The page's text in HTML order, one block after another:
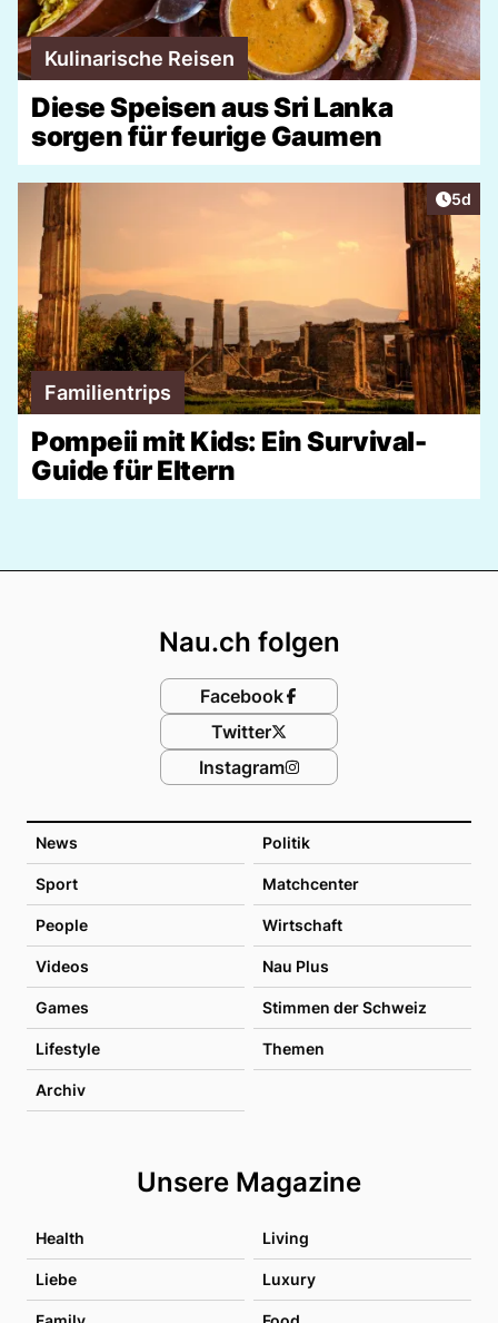
Kulinarische Reisen
Diese Speisen aus Sri Lanka
sorgen für feurige Gaumen
5d
Familientrips
Pompeii mit Kids: Ein Survival-
Guide für Eltern
News Politik
Sport Matchcenter
People Wirtschaft
Videos Nau Plus
Games Stimmen der Schweiz
Lifestyle Themen
Archiv
Unsere Magazine
Health Living
Liebe Luxury
Nau.ch folgen
Facebook
Twitter
Instagram